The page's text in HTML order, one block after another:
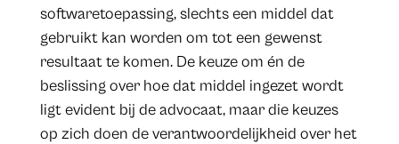
softwaretoepassing, slechts een middel dat
gebruikt kan worden om tot een gewenst
resultaat te komen. De keuze om én de
beslissing over hoe dat middel ingezet wordt
ligt evident bij de advocaat, maar die keuzes
op zich doen de verantwoordelijkheid over het